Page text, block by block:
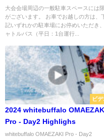
大会会場周辺の一般駐車スペースには
がございます。 お車でお越しの方は、
記いずれかの駐車場にお停めいただき
ャトルバス（平日：1台運行...
ビ
2024 whitebuffalo OMAEZAKI
Pro - Day2 Highlighs
whitebuffalo OMAEZAKI Pro - Day2